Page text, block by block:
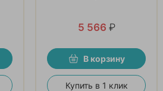
5 566 ₽
В корзину
Купить в 1 клик